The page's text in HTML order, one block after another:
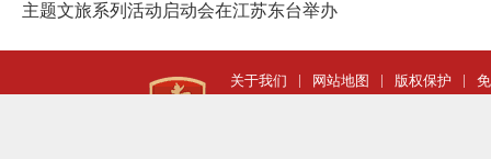
主题文旅系列活动启动会在江苏东台举办